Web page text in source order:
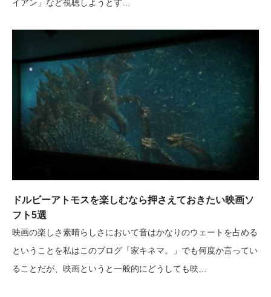
イアン」など視聴しようとす…
ドルビーアトモスを楽しむなら押さえておきたい映画ソ
フト5選
映画の楽しさ素晴らしさにおいて音はかなりのウェートを占める
ということを私はこのブログ「家キネマ。」でも何度か言ってい
ることだが、映画というと一般的にどうしても映…